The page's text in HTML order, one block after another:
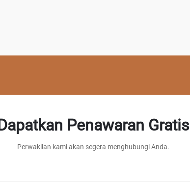
Dapatkan Penawaran Gratis
Perwakilan kami akan segera menghubungi Anda.